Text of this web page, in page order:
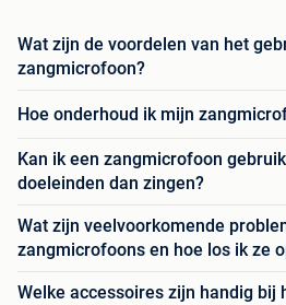
Wat zijn de voordelen van het
zangmicrofoon?
Hoe onderhoud ik mijn
Kan ik een zangmicrofoon
doeleinden dan zingen?
Wat zijn veelvoorkomende
zangmicrofoons en hoe los ik ze
Welke accessoires zijn handig bij